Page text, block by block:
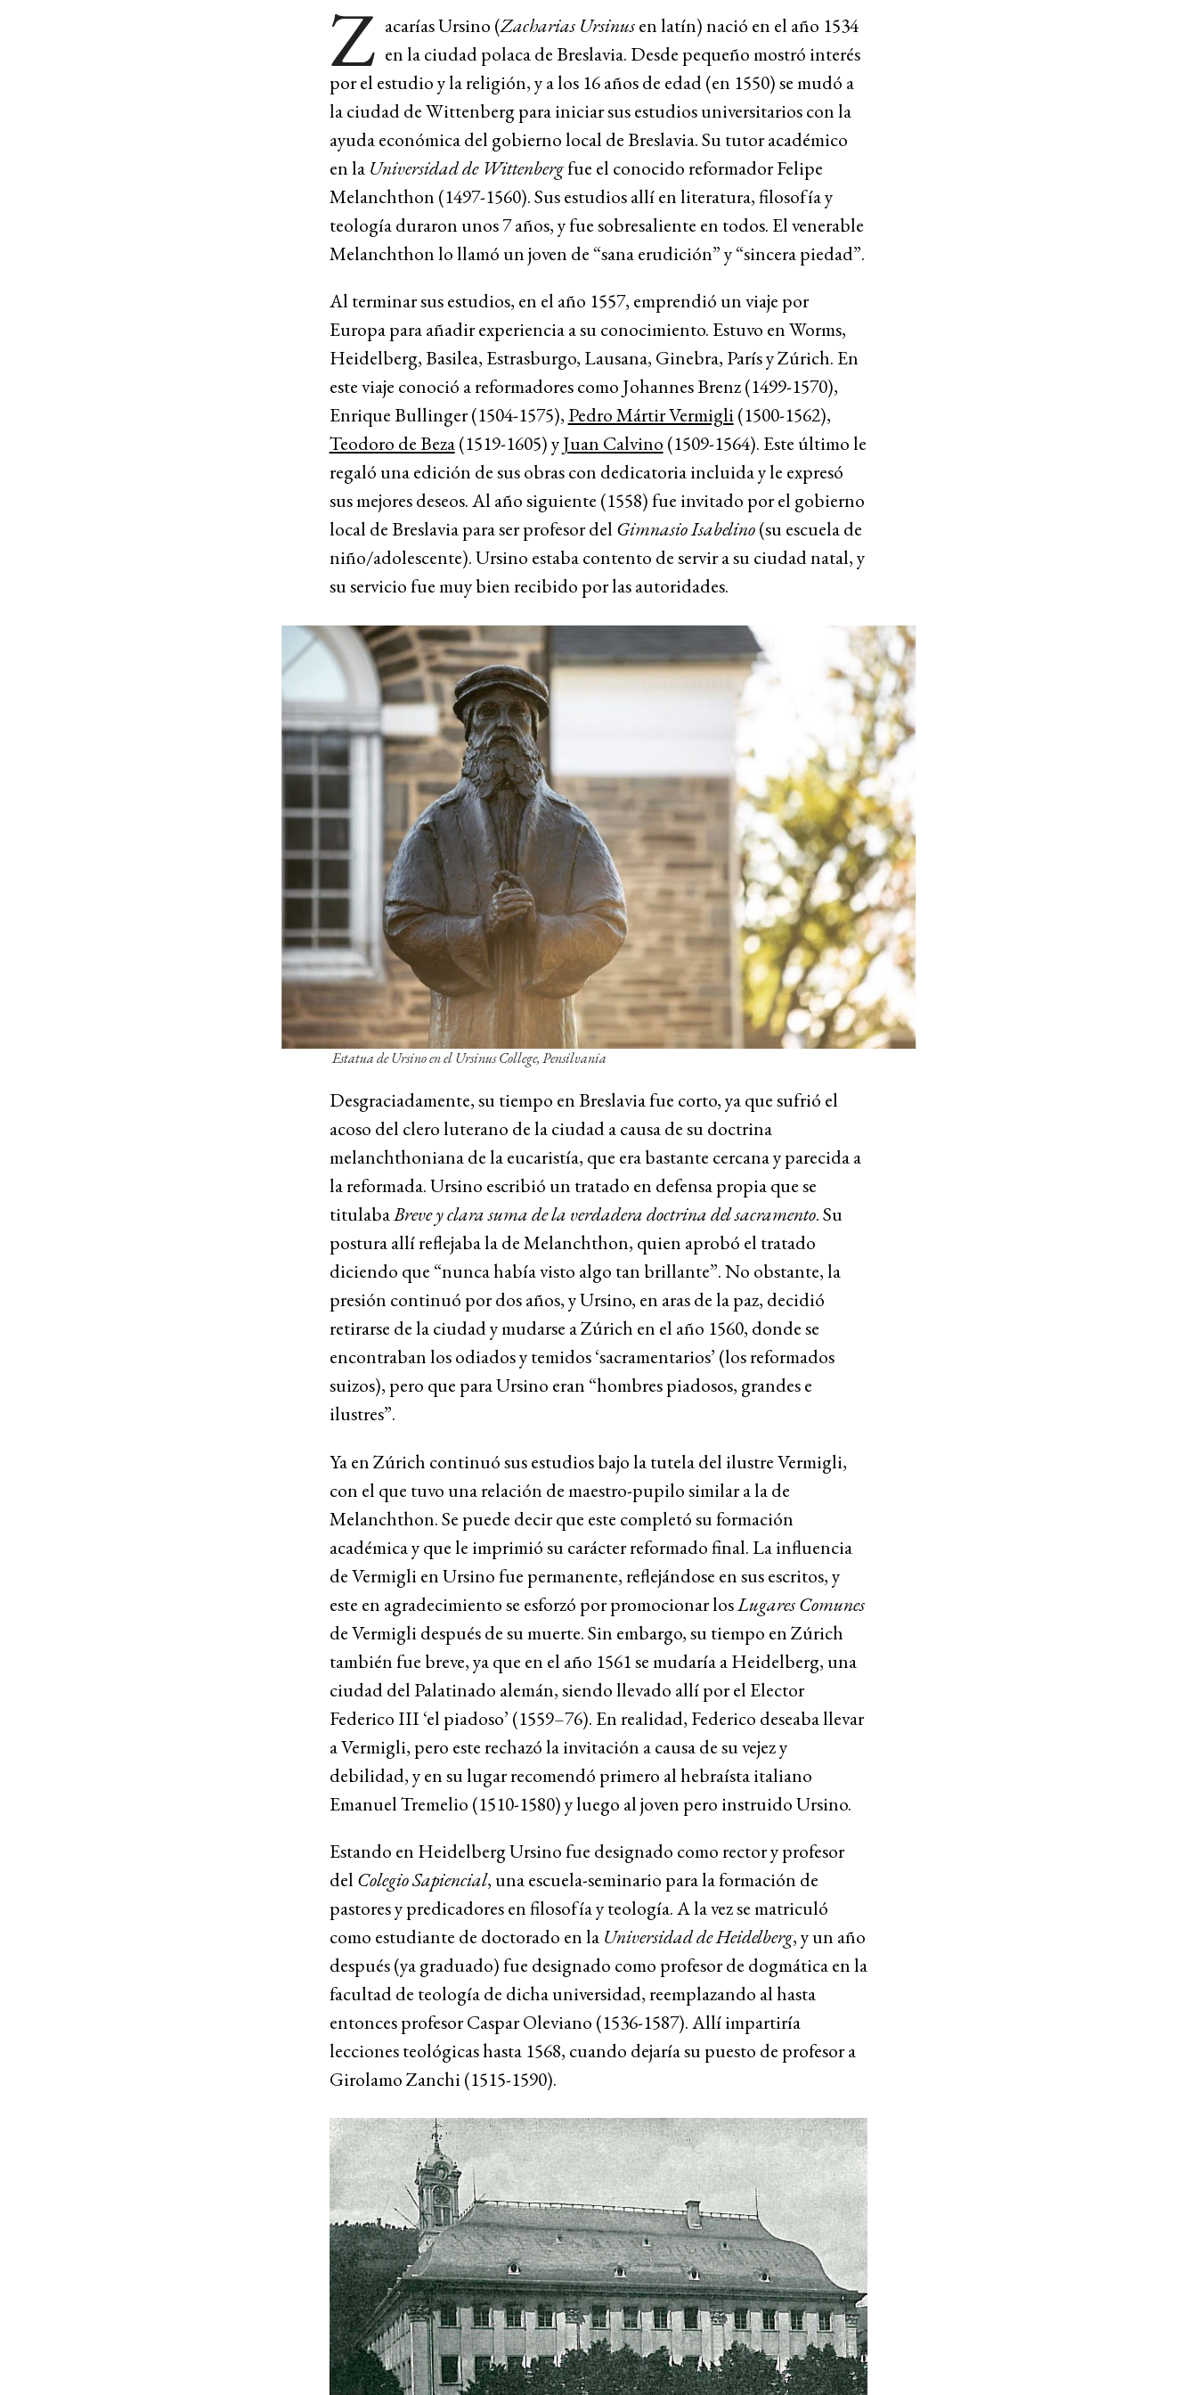
Z acarías Ursino (Zacharias Ursinusen latín) nació en el año 1534
en la ciudad polaca de Breslavia. Desde pequeño mostró interés
por el estudio y la religión, y a los 16 años de edad (en 1550) se mudó a
la ciudad de Wittenberg para iniciar sus estudios universitarios con la
ayuda económica del gobierno local de Breslavia. Su tutor académico
en la Universidad de Wittenbergfue el conocido reformador Felipe
Melanchthon (1497-1560). Sus estudios allí en literatura, filosofía y
teología duraron unos 7 años, y fue sobresaliente en todos. El venerable
Melanchthon lo llamó un joven de “sana erudición” y “sincera piedad”.
Al terminar sus estudios, en el año 1557, emprendió un viaje por
Europa para añadir experiencia a su conocimiento. Estuvo en Worms,
Heidelberg, Basilea, Estrasburgo, Lausana, Ginebra, París y Zúrich. En
este viaje conoció a reformadores como Johannes Brenz (1499-1570),
Enrique Bullinger (1504-1575), Pedro Mártir Vermigli(1500-1562),
Teodoro de Beza(1519-1605) yJuan Calvino (1509-1564). Este último le
regaló una edición de sus obras con dedicatoria incluida y le expresó
sus mejores deseos. Al año siguiente (1558) fue invitado por el gobierno
local de Breslavia para ser profesor del Gimnasio Isabelino(su escuela de
niño/adolescente). Ursino estaba contento de servir a su ciudad natal, y
su servicio fue muy bien recibido por las autoridades.
Estatua de Ursino en el Ursinus College, Pensilvania
Desgraciadamente, su tiempo en Breslavia fue corto, ya que sufrió el
acoso del clero luterano de la ciudad a causa de su doctrina
melanchthoniana de la eucaristía, que era bastante cercana y parecida a
la reformada. Ursino escribió un tratado en defensa propia que se
titulabaBreve y clara suma de la verdadera doctrina del sacramento. Su
postura allí reflejaba la de Melanchthon, quien aprobó el tratado
diciendo que “nunca había visto algo tan brillante”. No obstante, la
presión continuó por dos años, y Ursino, en aras de la paz, decidió
retirarse de la ciudad y mudarse a Zúrich en el año 1560, donde se
encontraban los odiados y temidos ‘sacramentarios’ (los reformados
suizos), pero que para Ursino eran “hombres piadosos, grandes e
ilustres”.
Ya en Zúrich continuó sus estudios bajo la tutela del ilustre Vermigli,
con el que tuvo una relación de maestro-pupilo similar a la de
Melanchthon. Se puede decir que este completó su formación
académica y que le imprimió su carácter reformado final. La influencia
de Vermigli en Ursino fue permanente, reflejándose en sus escritos, y
este en agradecimiento se esforzó por promocionar losLugares Comunes
de Vermigli después de su muerte. Sin embargo, su tiempo en Zúrich
también fue breve, ya que en el año 1561 se mudaría a Heidelberg, una
ciudad del Palatinado alemán, siendo llevado allí por el Elector
Federico III ‘el piadoso’ (1559–76). En realidad, Federico deseaba llevar
a Vermigli, pero este rechazó la invitación a causa de su vejez y
debilidad, y en su lugar recomendó primero al hebraísta italiano
Emanuel Tremelio (1510-1580) y luego al joven pero instruido Ursino.
Estando en Heidelberg Ursino fue designado como rector y profesor
del Colegio Sapiencial, una escuela-seminario para la formación de
pastores y predicadores en filosofía y teología. A la vez se matriculó
como estudiante de doctorado en la Universidad de Heidelberg, y un año
después (ya graduado) fue designado como profesor de dogmática en la
facultad de teología de dicha universidad, reemplazando al hasta
entonces profesor Caspar Oleviano (1536-1587). Allí impartiría
lecciones teológicas hasta 1568, cuando dejaría su puesto de profesor a
Girolamo Zanchi (1515-1590).